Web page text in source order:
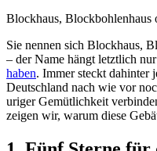
Blockhaus, Blockbohlenhaus
Sie nennen sich Blockhaus,
– der Name hängt letztlich
haben. Immer steckt dahinter
Deutschland nach wie vor
uriger Gemütlichkeit
zeigen wir, warum diese